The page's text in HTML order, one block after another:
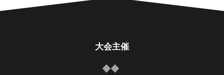
大会主催